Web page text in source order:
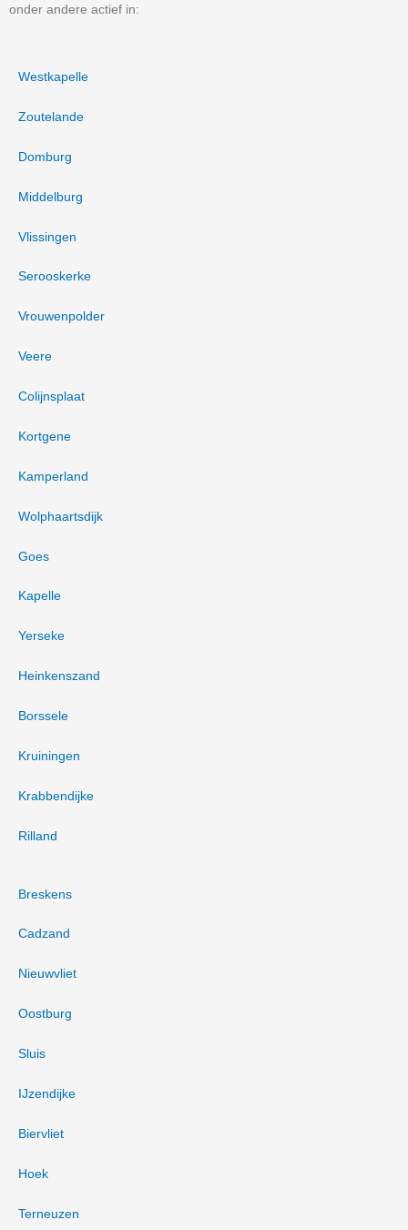
onder andere actief in:
Westkapelle
Zoutelande
Domburg
Middelburg
Vlissingen
Serooskerke
Vrouwenpolder
Veere
Colijnsplaat
Kortgene
Kamperland
Wolphaartsdijk
Goes
Kapelle
Yerseke
Heinkenszand
Borssele
Kruiningen
Krabbendijke
Rilland
Breskens
Cadzand
Nieuwvliet
Oostburg
Sluis
IJzendijke
Biervliet
Hoek
Terneuzen